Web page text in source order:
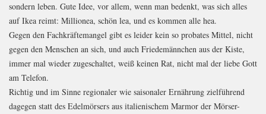
sondern leben. Gute Idee, vor allem, wenn man bedenkt, was sich alles
auf Ikea reimt: Millionea, schön lea, und es kommen alle hea.
Gegen den Fachkräftemangel gibt es leider kein so probates Mittel, nicht
gegen den Menschen an sich, und auch Friedemännchen aus der Kiste,
immer mal wieder zugeschaltet, weiß keinen Rat, nicht mal der liebe Gott
am Telefon.
Richtig und im Sinne regionaler wie saisonaler Ernährung zielführend
dagegen statt des Edelmörsers aus italienischem Marmor der Mörser-